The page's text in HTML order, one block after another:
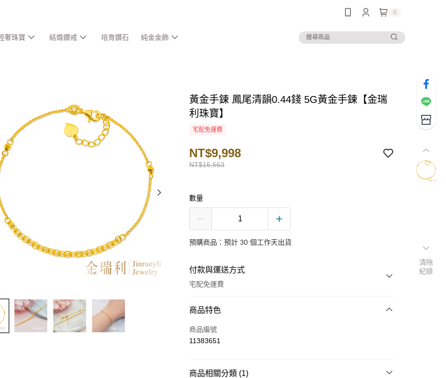
0
奢珠寶 結婚鑽戒 培育鑽石 純金金飾
黃金手鍊 鳳尾清韻0.44錢 5G黃金手鍊【金瑞
利珠寶】
宅配免運費
NT$16,663
NT$9,998
數量
預購商品：預計 30 個工作天出貨
付款與運送方式
宅配免運費
付款方式
信用卡一次付款
商品特色
商品編號
11383651
商品相關分類 (1)
清除
紀錄